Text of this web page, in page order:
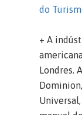
do
+ A
Londres.